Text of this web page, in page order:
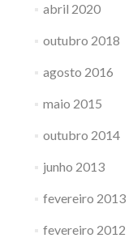
abril 2020
outubro 2018
agosto 2016
maio 2015
outubro 2014
junho 2013
fevereiro 2013
fevereiro 2012